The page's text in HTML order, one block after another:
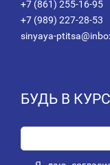
+7 (861) 255-16-95
+7 (989) 227-28-53
sinyaya-
БУДЬ В